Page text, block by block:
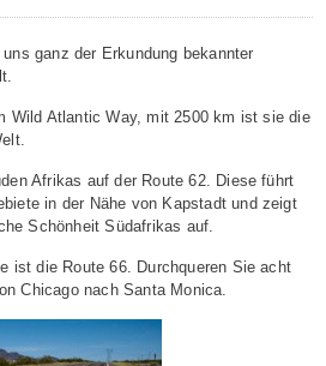
ganz der Erkundung bekannter
Wild Atlantic Way, mit 2500 km ist sie die
Afrikas auf der Route 62. Diese führt
in der Nähe von Kapstadt und zeigt
Schönheit Südafrikas auf.
ist die Route 66. Durchqueren Sie acht
Chicago nach Santa Monica.